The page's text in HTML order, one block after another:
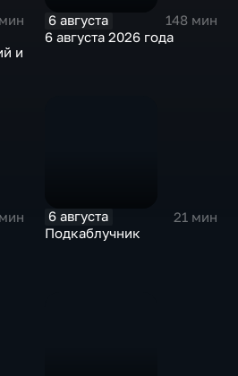
и
6 августа
148 мин
6 августа 2026 года
6 августа
21 мин
Подкаблучник